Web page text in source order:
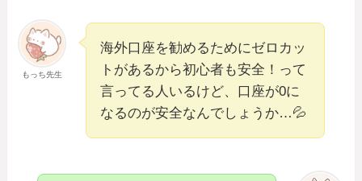
もっち先生
海外口座を勧めるためにゼロカッ
トがあるから初心者も安全！って
言ってる人いるけど、口座が0に
なるのが安全なんでしょうか…💦